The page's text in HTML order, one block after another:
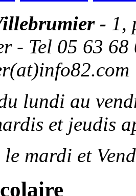
- 1,
- Tel 05 63
lundi au
et jeudis
mardi et